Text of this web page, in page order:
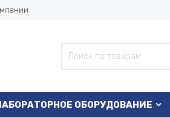
ОБОРУДОВАНИЕ